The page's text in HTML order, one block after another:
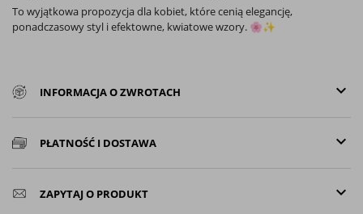
To wyjątkowa propozycja dla kobiet, które cenią elegancję,
ponadczasowy styl i efektowne, kwiatowe wzory. 🌸✨
keyboard_arrow_down
INFORMACJA O ZWROTACH
keyboard_arrow_down
PŁATNOŚĆ I DOSTAWA
keyboard_arrow_down
ZAPYTAJ O PRODUKT